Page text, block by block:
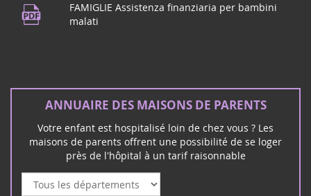
FAMIGLIE Assistenza finanziaria per bambini
malati
ANNUAIRE DES MAISONS DE PARENTS
Votre enfant est hospitalisé loin de chez vous ? Les
maisons de parents offrent une possibilité de se loger
près de l'hôpital à un tarif raisonnable